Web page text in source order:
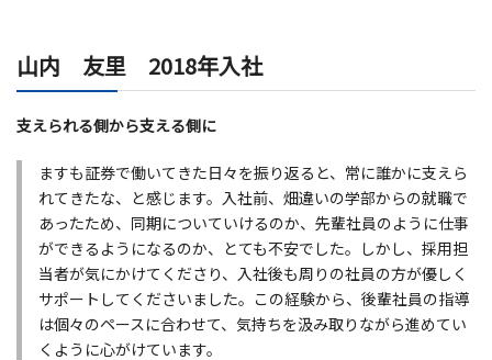
山内 友里 2018年入社
支えられる側から支える側に
ますも証券で働いてきた日々を振り返ると、常に誰かに支えら
れてきたな、と感じます。入社前、畑違いの学部からの就職で
あったため、同期についていけるのか、先輩社員のように仕事
ができるようになるのか、とても不安でした。しかし、採用担
当者が気にかけてくださり、入社後も周りの社員の方が優しく
サポートしてくださいました。この経験から、後輩社員の指導
は個々のペースに合わせて、気持ちを汲み取りながら進めてい
くように心がけています。